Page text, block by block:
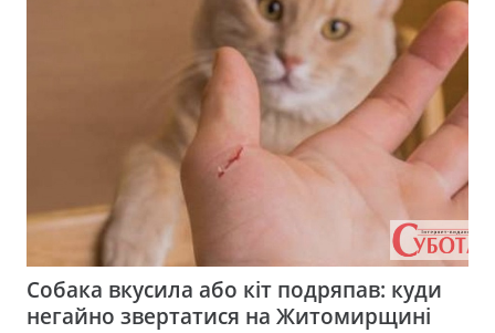
Собака вкусила або кіт подряпав: куди
негайно звертатися на Житомирщині